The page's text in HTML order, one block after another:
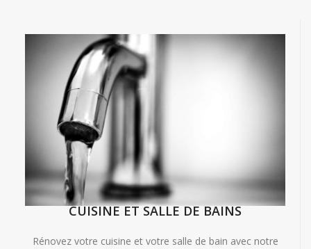
CUISINE ET SALLE DE BAINS
Rénovez votre cuisine et votre salle de bain avec notre